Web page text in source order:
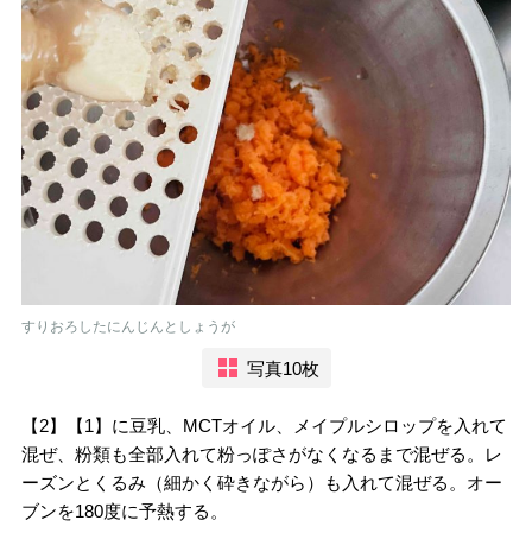
すりおろしたにんじんとしょうが
写真10枚
【2】【1】に豆乳、MCTオイル、メイプルシロップを入れて
混ぜ、粉類も全部入れて粉っぽさがなくなるまで混ぜる。レ
ーズンとくるみ（細かく砕きながら）も入れて混ぜる。オー
ブンを180度に予熱する。